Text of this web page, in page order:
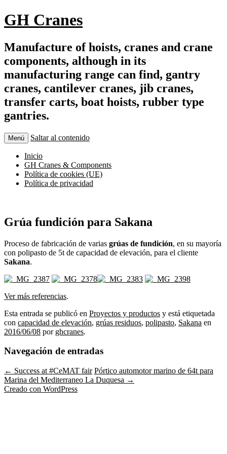
GH Cranes
Manufacture of hoists, cranes and crane
components, although in its
manufacturing range can find, gantry
cranes, cantilever cranes, jib cranes,
transfer carts, boat hoists, rubber type
gantries.
Menú Saltar al contenido
Inicio
GH Cranes & Components
Política de cookies (UE)
Política de privacidad
Grúa fundición para Sakana
Proceso de fabricación de varias grúas de fundición, en su mayoría
con polipasto de 5t de capacidad de elevación, para el cliente
Sakana.
Ver más referencias.
Esta entrada se publicó en Proyectos y productos y está etiquetada
con capacidad de elevación, grúas residuos, polipasto, Sakana en
2016/06/08 por ghcranes.
Navegación de entradas
← Success at #CeMAT fair Pórtico automotor marino de 64t para
Marina del Mediterraneo La Duquesa →
Creado con WordPress